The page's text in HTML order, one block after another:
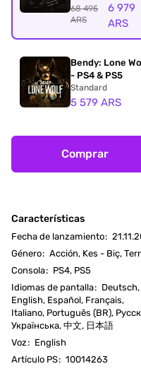
68 495
ARS
6 979
ARS
Bendy: Lone
- PS4 & PS5
Standard
5 579 ARS
Comprar
Características
Fecha de lanzamiento:
Género: Acción, Kes - Biç,
Consola: PS4, PS5
Idiomas de pantalla: Deutsch,
English, Español, Français,
Italiano, Português (BR),
Українська, 中文, 日本語
Voz: English
Artículo PS: 10014263